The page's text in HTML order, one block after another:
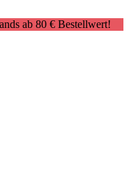
ab 80 € Bestellwert!